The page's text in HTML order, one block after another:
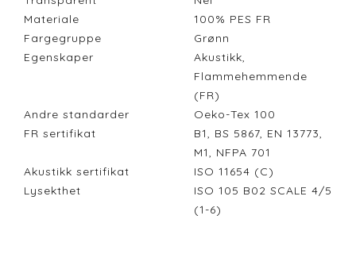
Materiale
100% PES FR
Fargegruppe
Grønn
Egenskaper
Akustikk,
Flammehemmende
(FR)
Andre standarder
Oeko-Tex 100
FR sertifikat
B1, BS 5867, EN 13773,
M1, NFPA 701
Akustikk sertifikat
ISO 11654 (C)
Lysekthet
ISO 105 B02 SCALE 4/5
(1-6)